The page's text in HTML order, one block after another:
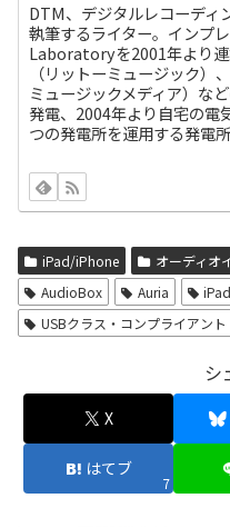
DTM、デジタルレコーディ
執筆するライター。インプ
Laboratoryを2001年より連
（リットーミュージック）
ミュージックメディア）な
発電、2004年より自宅の電
つの発電所を運用する発電
iPad/iPhone オーディオ
AudioBox
Auria iPad
USBクラス・コンプライアント
シ
X
はてブ
7